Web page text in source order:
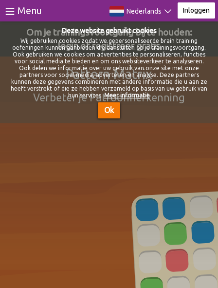
Games
Tests
Video Training
Nieuw
Blog
Over
≡ Menu Nederlands Inloggen
Om je trainingsvoortgang bij te houden:
loginofregistreer gratis
Pattern Matrix
Verbeter je Patroonherkenning
Deze website gebruikt cookies
Wij gebruiken cookies zodat we gepersonaliseerde brain training
oefeningen kunnen aanbieden die aansluiten op je trainingsvoortgang.
Ook gebruiken we cookies om advertenties te personaliseren, functies
voor social media te bieden en om ons websiteverkeer te analyseren.
Ook delen we informatie over uw gebruik van onze site met onze
partners voor social media, adverteren en analyse. Deze partners
kunnen deze gegevens combineren met andere informatie die u aan ze
heeft verstrekt of die ze hebben verzameld op basis van uw gebruik van
hun services.Meer informatie
Ok